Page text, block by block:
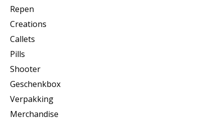
Repen
Creations
Callets
Pills
Shooter
Geschenkbox
Verpakking
Merchandise